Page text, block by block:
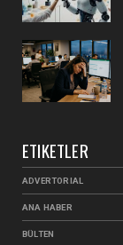
ETIKETLER
ADVERTORIAL
ANA HABER
BÜLTEN